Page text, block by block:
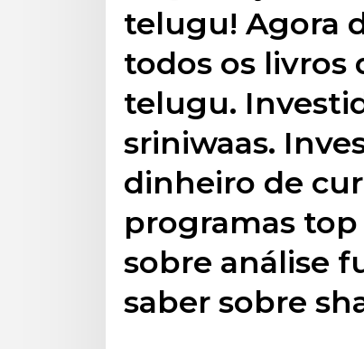
telugu! Agora
todos os livros
telugu.
sriniwaas.
dinheiro de
programas
sobre análise
saber sobre